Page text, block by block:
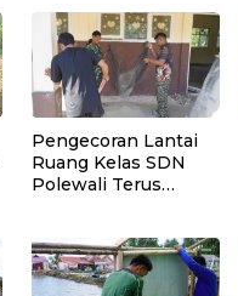
Pengecoran Lantai
Ruang Kelas SDN
Polewali Terus